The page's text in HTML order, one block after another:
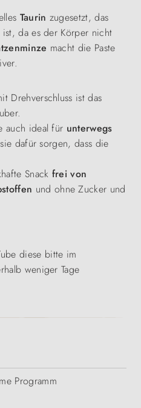
Taurin zugesetzt, das
da es der Körper nicht
macht die Paste
Drehverschluss ist das
auch ideal für unterwegs
dafür sorgen, dass die
Snack frei von
und ohne Zucker und
diese bitte im
weniger Tage
Programm